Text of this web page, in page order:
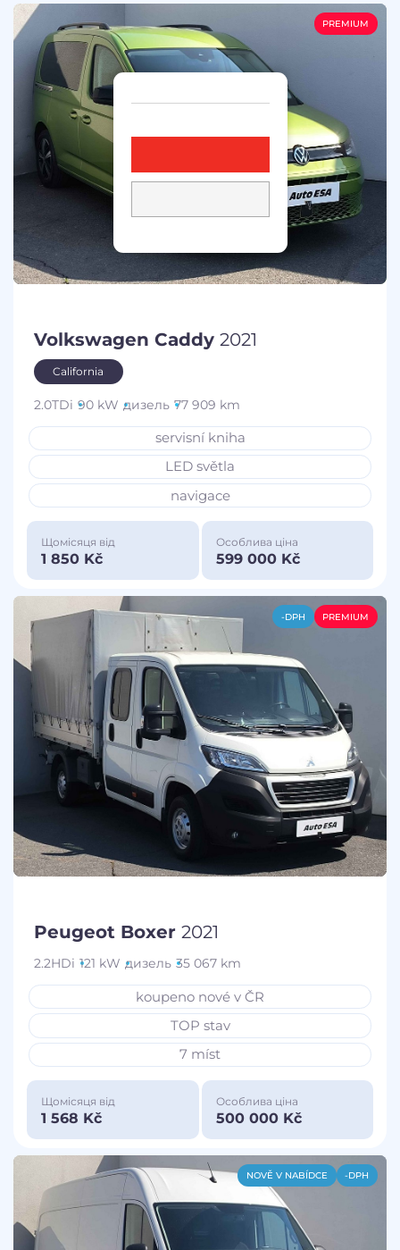
PREMIUM
Volkswagen Caddy 2021
California
2.0TDi 90 kW дизель 77 909 km
servisní kniha
LED světla
navigace
Щомісяця від
1 850 Kč
Особлива ціна
599 000 Kč
-DPH PREMIUM
Peugeot Boxer 2021
2.2HDi 121 kW дизель 35 067 km
koupeno nové v ČR
TOP stav
7 míst
Щомісяця від
1 568 Kč
Особлива ціна
500 000 Kč
NOVĚ V NABÍDCE -DPH